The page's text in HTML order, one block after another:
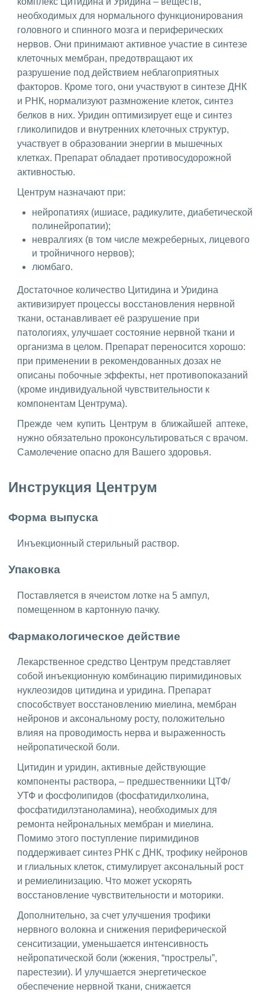
необходимых для нормального функционирования
головного и спинного мозга и периферических
нервов. Они принимают активное участие в синтезе
клеточных мембран, предотвращают их
разрушение под действием неблагоприятных
факторов. Кроме того, они участвуют в синтезе ДНК
и РНК, нормализуют размножение клеток, синтез
белков в них. Уридин оптимизирует еще и синтез
гликолипидов и внутренних клеточных структур,
участвует в образовании энергии в мышечных
клетках. Препарат обладает противосудорожной
активностью.
Центрум назначают при:
нейропатиях (ишиасе, радикулите, диабетической
полинейропатии);
невралгиях (в том числе межреберных, лицевого
и тройничного нервов);
люмбаго.
Достаточное количество Цитидина и Уридина
активизирует процессы восстановления нервной
ткани, останавливает её разрушение при
патологиях, улучшает состояние нервной ткани и
организма в целом. Препарат переносится хорошо:
при применении в рекомендованных дозах не
описаны побочные эффекты, нет противопоказаний
(кроме индивидуальной чувствительности к
компонентам Центрума).
Прежде чем купить Центрум в ближайшей аптеке,
нужно обязательно проконсультироваться с врачом.
Самолечение опасно для Вашего здоровья.
Инструкция Центрум
Форма выпуска
Инъекционный стерильный раствор.
Упаковка
Поставляется в ячеистом лотке на 5 ампул,
помещенном в картонную пачку.
Фармакологическое действие
Лекарственное средство Центрум представляет
собой инъекционную комбинацию пиримидиновых
нуклеозидов цитидина и уридина. Препарат
способствует восстановлению миелина, мембран
нейронов и аксональному росту, положительно
влияя на проводимость нерва и выраженность
нейропатической боли.
Цитидин и уридин, активные действующие
компоненты раствора, – предшественники ЦТФ/
УТФ и фосфолипидов (фосфатидилхолина,
фосфатидилэтаноламина), необходимых для
ремонта нейрональных мембран и миелина.
Помимо этого поступление пиримидинов
поддерживает синтез РНК с ДНК, трофику нейронов
и глиальных клеток, стимулирует аксональный рост
и ремиелинизацию. Что может ускорять
восстановление чувствительности и моторики.
Дополнительно, за счет улучшения трофики
нервного волокна и снижения периферической
сенситизации, уменьшается интенсивность
нейропатической боли (жжения, “прострелы”,
парестезии). И улучшается энергетическое
обеспечение нервной ткани, снижается